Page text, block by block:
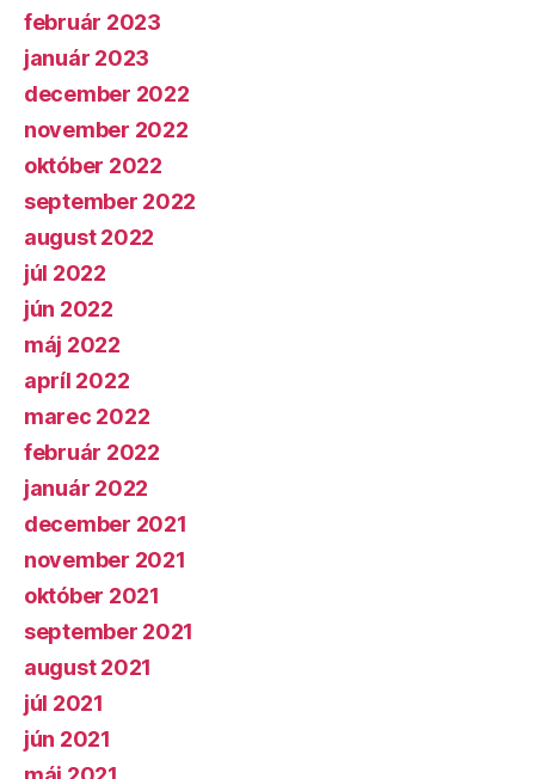
február 2023
január 2023
december 2022
november 2022
október 2022
september 2022
august 2022
júl 2022
jún 2022
máj 2022
apríl 2022
marec 2022
február 2022
január 2022
december 2021
november 2021
október 2021
september 2021
august 2021
júl 2021
jún 2021